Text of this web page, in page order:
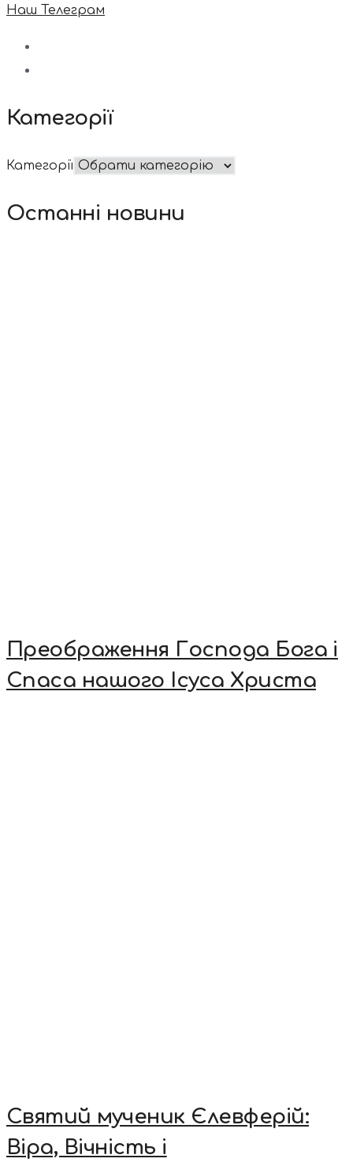
Наш Телеграм
Категорії
Категорії
Останні новини
Преображення Господа Бога і
Спаса нашого Ісуса Христа
Святий мученик Єлевферій:
Віра, Вічність і